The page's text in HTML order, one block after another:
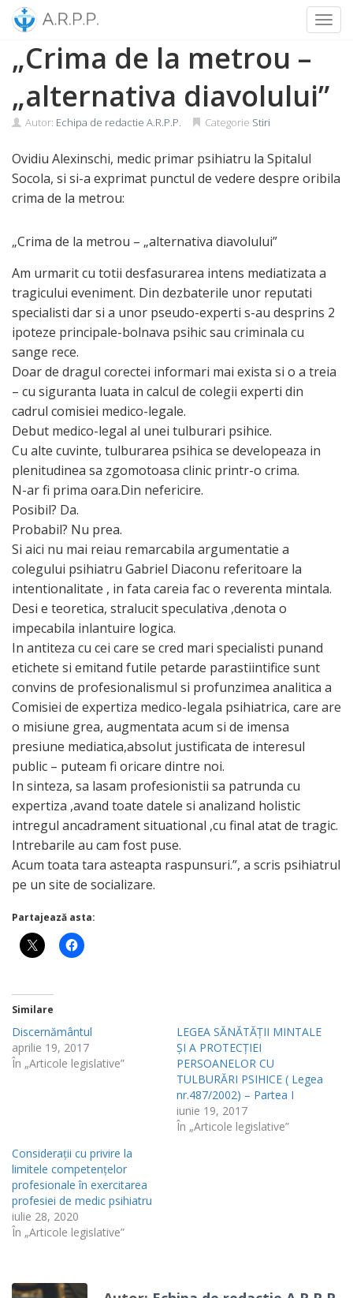
content
„Crima de la metrou –
„alternativa diavolului”
Autor: Echipa de redactie A.R.P.P. Categorie Stiri
Ovidiu Alexinschi, medic primar psihiatru la Spitalul
Socola, si si-a exprimat punctul de vedere despre oribila
crima de la metrou:
„Crima de la metrou – „alternativa diavolului”
Am urmarit cu totii desfasurarea intens mediatizata a
tragicului eveniment. Din dezbaterile unor reputati
specialisti dar si a unor pseudo-experti s-au desprins 2
ipoteze principale-bolnava psihic sau criminala cu
sange rece.
Doar de dragul corectei informari mai exista si o a treia
– cu siguranta luata in calcul de colegii experti din
cadrul comisiei medico-legale.
Debut medico-legal al unei tulburari psihice.
Cu alte cuvinte, tulburarea psihica se developeaza in
plenitudinea sa zgomotoasa clinic printr-o crima.
N-ar fi prima oara.Din nefericire.
Posibil? Da.
Probabil? Nu prea.
Si aici nu mai reiau remarcabila argumentatie a
colegului psihiatru Gabriel Diaconu referitoare la
intentionalitate , in fata careia fac o reverenta mintala.
Desi e teoretica, stralucit speculativa ,denota o
impecabila inlantuire logica.
In antiteza cu cei care se cred mari specialisti punand
etichete si emitand futile petarde parastiintifice sunt
convins de profesionalismul si profunzimea analitica a
Comisiei de expertiza medico-legala psihiatrica, care are
o misiune grea, augmentata acum si de imensa
presiune mediatica,absolut justificata de interesul
public – puteam fi oricare dintre noi.
In sinteza, sa lasam profesionistii sa patrunda cu
expertiza ,avand toate datele si analizand holistic
intregul ancadrament situational ,cu final atat de tragic.
Intrebarile au cam fost puse.
Acum toata tara asteapta raspunsuri.”, a scris psihiatrul
pe un site de socializare.
Partajează asta:
Similare
Discernământul
aprilie 19, 2017
În „Articole legislative”
LEGEA SĂNĂTĂȚII MINTALE
ȘI A PROTECȚIEI
PERSOANELOR CU
TULBURĂRI PSIHICE ( Legea
nr.487/2002) – Partea I
iunie 19, 2017
În „Articole legislative”
Considerații cu privire la
limitele competențelor
profesionale în exercitarea
profesiei de medic psihiatru
iulie 28, 2020
În „Articole legislative”